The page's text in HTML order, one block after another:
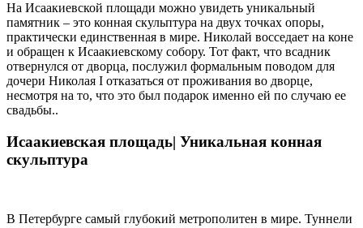
На Исаакиевской площади можно увидеть уникальный
памятник – это конная скульптура на двух точках опоры,
практически единственная в мире. Николай восседает на коне
и обращен к Исаакиевскому собору. Тот факт, что всадник
отвернулся от дворца, послужил формальным поводом для
дочери Николая I отказаться от проживания во дворце,
несмотря на то, что это был подарок именно ей по случаю ее
свадьбы..
Исаакиевская площадь| Уникальная конная
скульптура
В Петербурге самый глубокий метрополитен в мире. Туннели